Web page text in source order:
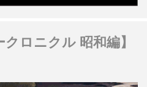
クロニクル 昭和編】